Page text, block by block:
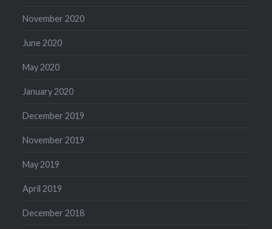
November 2020
June 2020
May 2020
January 2020
December 2019
November 2019
May 2019
April 2019
December 2018